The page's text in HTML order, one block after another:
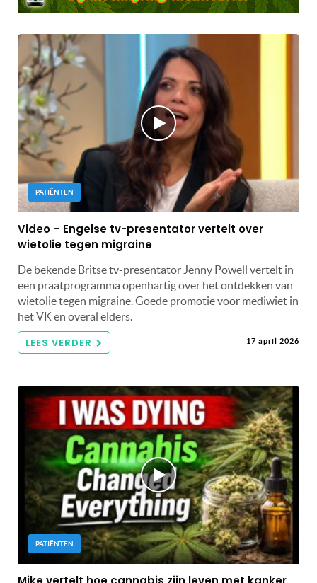
PATIËNTEN
Video – Engelse tv-presentator vertelt over
wietolie tegen migraine
De bekende Britse tv-presentator Jenny Powell vertelt in
een praatprogramma openhartig over het ontdekken van
wietolie tegen migraine. Goede promotie voor mediwiet in
het VK en overal elders.
LEES VERDER 17 april 2026
PATIËNTEN